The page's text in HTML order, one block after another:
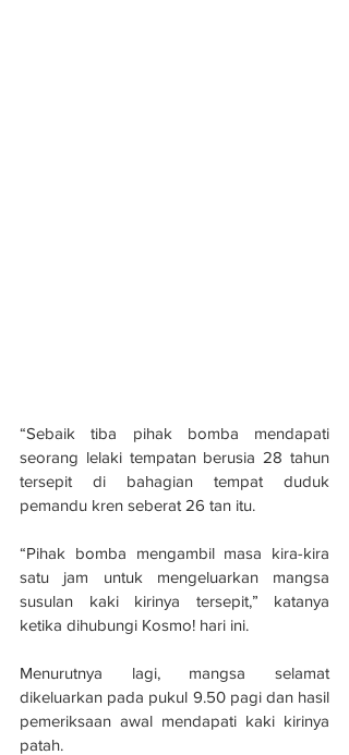
“Sebaik tiba pihak bomba mendapati
seorang lelaki tempatan berusia 28 tahun
tersepit di bahagian tempat duduk
pemandu kren seberat 26 tan itu.
“Pihak bomba mengambil masa kira-kira
satu jam untuk mengeluarkan mangsa
susulan kaki kirinya tersepit,” katanya
ketika dihubungi Kosmo! hari ini.
Menurutnya lagi, mangsa selamat
dikeluarkan pada pukul 9.50 pagi dan hasil
pemeriksaan awal mendapati kaki kirinya
patah.